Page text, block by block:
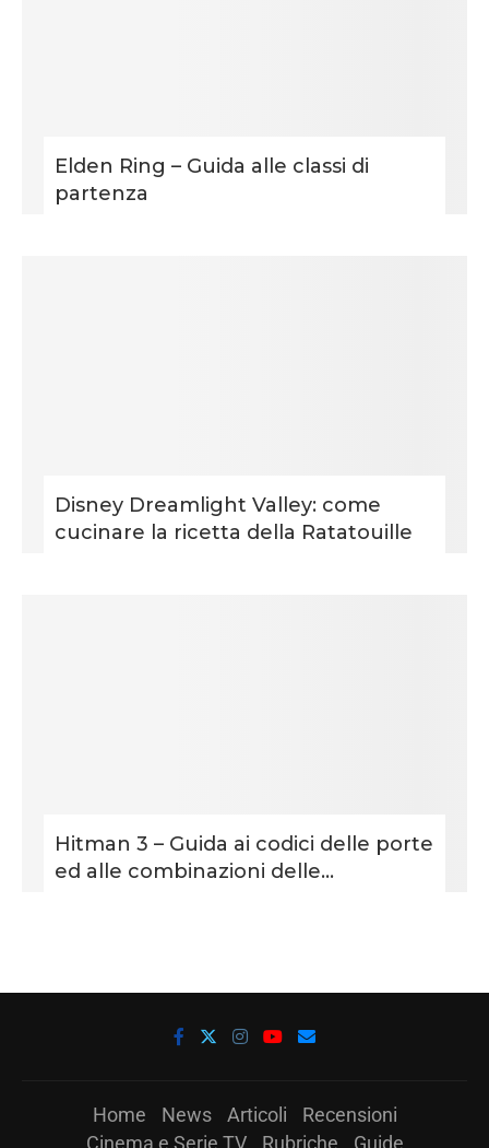
Elden Ring – Guida alle classi di
partenza
Disney Dreamlight Valley: come
cucinare la ricetta della Ratatouille
Hitman 3 – Guida ai codici delle porte
ed alle combinazioni delle...
Home News Articoli
Recensioni
Cinema e Serie TV
Rubriche Guide